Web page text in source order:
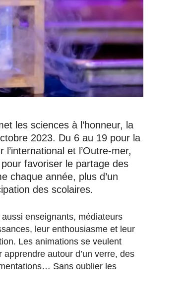
les sciences à l’honneur, la
2023. Du 6 au 19 pour la
et l’Outre-mer,
favoriser le partage des
chaque année, plus d’un
des scolaires.
enseignants, médiateurs
leur enthousiasme et leur
Les animations se veulent
autour d’un verre, des
Sans oublier les